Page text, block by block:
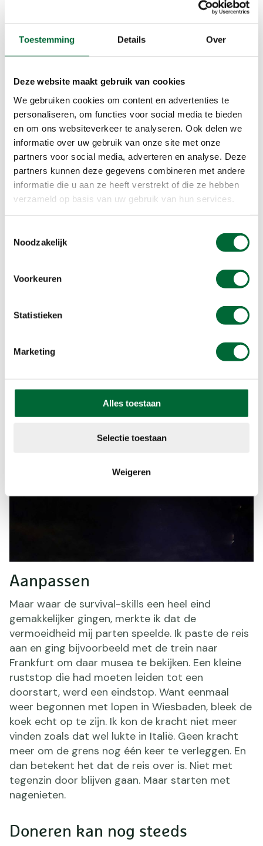
Toestemming Details Over
Deze website maakt gebruik van cookies
We gebruiken cookies om content en advertenties te
personaliseren, om functies voor social media te bieden
en om ons websiteverkeer te analyseren. Ook delen we
informatie over uw gebruik van onze site met onze
partners voor social media, adverteren en analyse. Deze
partners kunnen deze gegevens combineren met andere
informatie die u aan ze heeft verstrekt of die ze hebben
verzameld op basis van uw gebruik van hun services.
Noodzakelijk
Voorkeuren
Statistieken
Marketing
Alles toestaan
Selectie toestaan
Weigeren
Daarnaast waren er ook nachten met storm en
met wilde zwijnen die hevig aan het knorren
Dan spookte er altijd één vraag door mijn hoofd:
Langzaamaan vond ik een structuur voor mijn tas.
Er ontstond een vaste plek voor alles dat ik
meenam. Ook creëerde ik een vast moment voor
de lunch, om mijzelf rust te geven op de dag.
Dankzij alle ervaring verliep alles gemakkelijker. De
tarp zet ik nu met twee vingers in mijn neus op.
En nat hout weet ik met wat moeite ook te laten
Aanpassen
Maar waar de survival-skills een heel eind
gemakkelijker gingen, merkte ik dat de
vermoeidheid mij parten speelde. Ik paste de reis
aan en ging bijvoorbeeld met de trein naar
Frankfurt om daar musea te bekijken. Een kleine
ruststop die had moeten leiden tot een
doorstart, werd een eindstop. Want eenmaal
weer begonnen met lopen in Wiesbaden, bleek de
koek echt op te zijn. Ik kon de kracht niet meer
vinden zoals dat wel lukte in Italië. Geen kracht
meer om de grens nog één keer te verleggen. En
dan betekent het dat de reis over is. Niet met
tegenzin door blijven gaan. Maar starten met
nagenieten.
Doneren kan nog steeds